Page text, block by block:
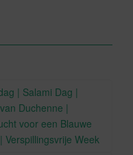
| Salami Dag |
Duchenne |
voor een Blauwe
Week